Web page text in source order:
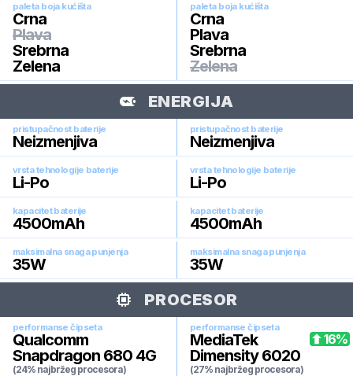
paleta boja kućišta
Crna
Plava
Srebrna
Zelena
paleta boja kućišta
Crna
Plava
Srebrna
Zelena
ENERGIJA
pristupačnost baterije
Neizmenjiva
pristupačnost baterije
Neizmenjiva
vrsta tehnologije baterije
Li-Po
vrsta tehnologije baterije
Li-Po
kapacitet baterije
4500mAh
kapacitet baterije
4500mAh
maksimalna snaga punjenja
35W
maksimalna snaga punjenja
35W
PROCESOR
performanse čipseta
Qualcomm
Snapdragon 680 4G
(24% najbržeg procesora)
performanse čipseta
MediaTek
Dimensity 6020
(27% najbržeg procesora)
16%